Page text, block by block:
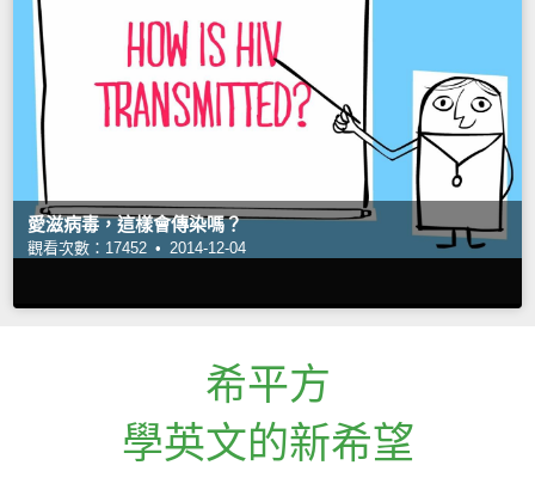
愛滋病毒，這樣會傳染嗎？
觀看次數：17452 • 2014-12-04
希平方
學英文的新希望